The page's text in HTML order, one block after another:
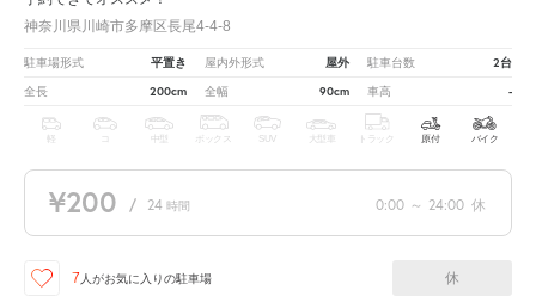
神奈川県川崎市多摩区長尾4-4-8
駐車場形式 平置き 屋内外形式 屋外 駐車台数 2台
全長 200cm 全幅 90cm 車高 -
軽 中型 ボックス SUV 大型車 トラック 原付 バイク
¥200 / 24 時間 0:00 ～ 24:00 休
7 人がお気に入りの駐車場 休